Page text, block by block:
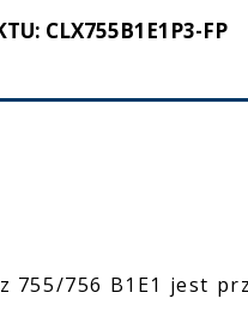
twarzy
CLX755B1E1P3-FP
755/756 B1E1 jest